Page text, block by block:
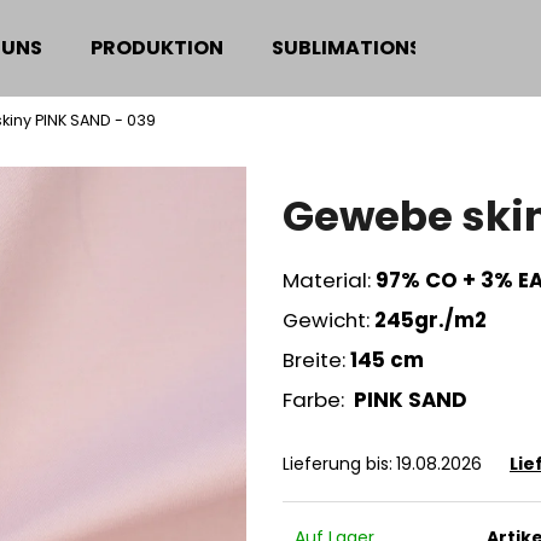
PRODUKTION SUBLIMATIONSDRUCK
PINK SAND - 039
Gewebe
Material: 97% CO + 3%
Gewicht: 245gr./m2
Breite:145 cm
Farbe: PINK SAND
Lieferung bis: 19.08.2026
Was suchen Sie?
SUCHEN